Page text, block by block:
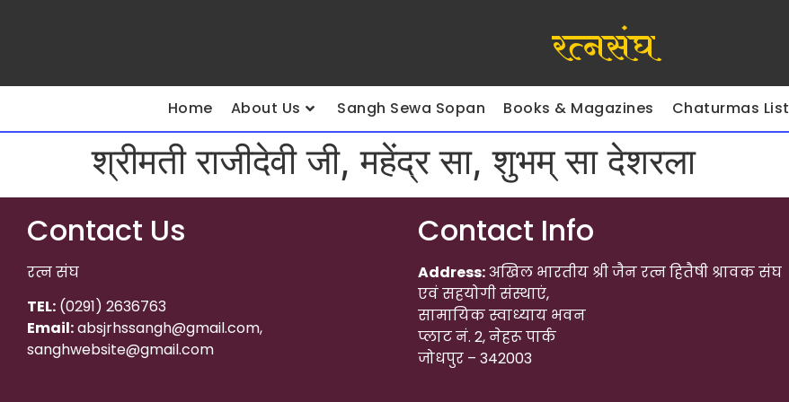
रत्नसंघ
Home About Us Sangh Sewa Sopan Books & Magazines Chaturmas List
श्रीमती राजीदेवी जी, महेंद्र सा, शुभम् सा देशरला
Contact Us
रत्न संघ
TEL: (0291) 2636763
Email:absjrhssangh@gmail.com,
sanghwebsite@gmail.com
Contact Info
Address:अखिल भारतीय श्री जैन रत्न हितैषी श्रावक संघ
एवं सहयोगी संस्थाएं,
सामायिक स्वाध्याय भवन
प्लाट नं. 2, नेहरू पार्क
जोधपुर – 342003